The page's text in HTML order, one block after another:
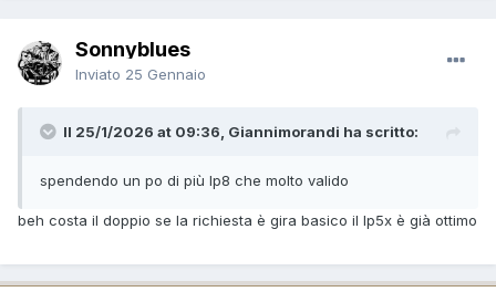
Sonnyblues
Inviato 25 Gennaio
Il 25/1/2026 at 09:36, Giannimorandi ha scritto:
spendendo un po di più lp8 che molto valido
beh costa il doppio se la richiesta è gira basico il lp5x è già ottimo